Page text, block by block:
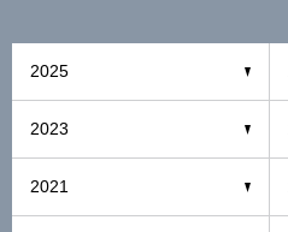
2025
2023
2021